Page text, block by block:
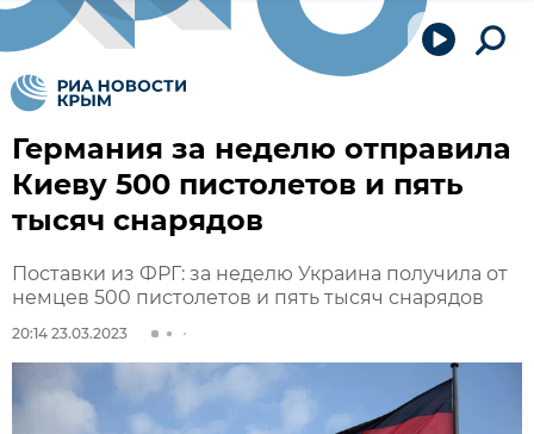
Германия за неделю отправила
Киеву 500 пистолетов и пять
тысяч снарядов
Поставки из ФРГ: за неделю Украина получила от
немцев 500 пистолетов и пять тысяч снарядов
20:14 23.03.2023